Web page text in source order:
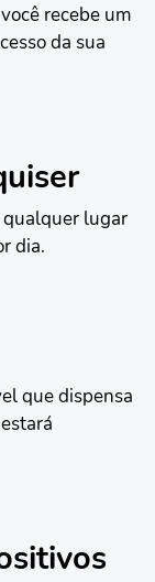
recebe um
da sua
qualquer lugar
dia.
que dispensa